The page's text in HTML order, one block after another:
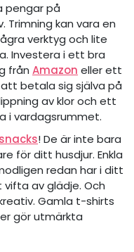
pengar på
Trimning kan vara en
verktyg och lite
Investera i ett bra
från Amazon eller ett
betala sig själva på
av klor och ett
i vardagsrummet.
! De är inte bara
för ditt husdjur. Enkla
redan har i ditt
av glädje. Och
Gamla t-shirts
gör utmärkta